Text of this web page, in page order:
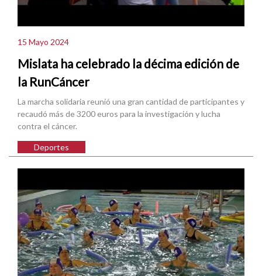
15 Mayo 2024
Mislata ha celebrado la décima edición de
la RunCáncer
La marcha solidaria reunió una gran cantidad de participantes y
recaudó más de 3200 euros para la investigación y lucha
contra el cáncer.
Deportes